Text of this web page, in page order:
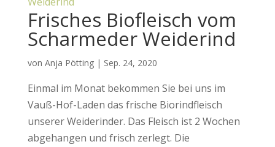
Frisches Biofleisch vom
Scharmeder Weiderind
von Anja Pötting| Sep. 24, 2020
Einmal im Monat bekommen Sie bei uns im
Vauß-Hof-Laden das frische Biorindfleisch
unserer Weiderinder. Das Fleisch ist 2 Wochen
abgehangen und frisch zerlegt. Die